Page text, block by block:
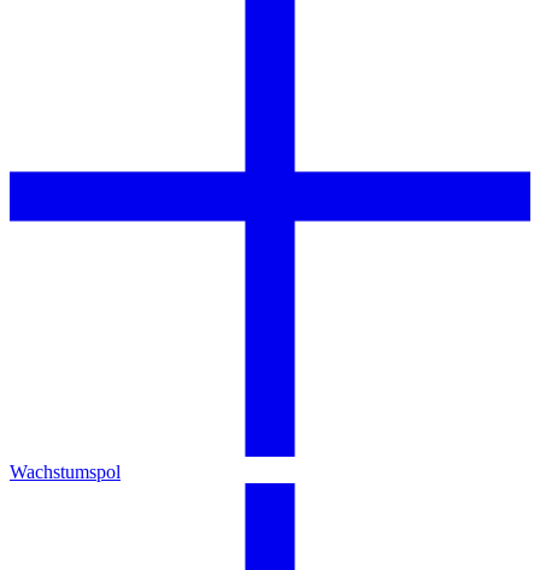
Wachstumspol